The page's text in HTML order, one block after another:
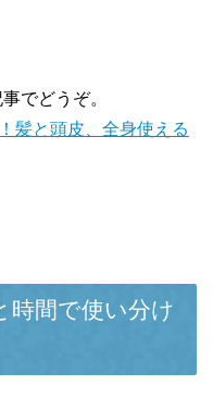
でどうぞ。
髪と頭皮、全身使える
時間で使い分け